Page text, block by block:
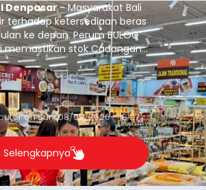
Denpasar- Masyarakat Bali
terhadap ketersediaan beras
ke depan. Perum BULOG
memastikan stok Cadangan
masih dalam kondisi
mampu memenuhi
hingga sekitar 10 bulan.
onSun, 08/09/2026 - 18:27
Selengkapnya